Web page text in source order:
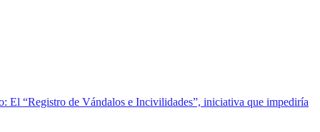
El “Registro de Vándalos e Incivilidades”, iniciativa que impediría